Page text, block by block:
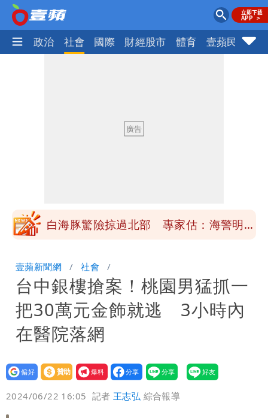
生活 政治 社會 國際 財經股市 體育 壹蘋民調
「終於能交代」 捐500萬獎學金延續愛
白海豚颱風逼近！鄭明典示警「恐遇黑潮
砸重金再買一整桌卡盒
白海豚驚險掠過北部 專家估：海警明發
「終於能交代」 捐500萬獎學金延續愛
白海豚颱風逼近！鄭明典示警「恐遇黑潮
變強」 路徑分歧藏警訊：不利強度維持
壹蘋新聞網 社會
台中銀樓搶案！桃園男猛抓一
把30萬元金飾就逃 3小時內
在醫院落網
設為
贊助
我要
爆料
2024/06/22 16:05 記者王志弘 綜合報導